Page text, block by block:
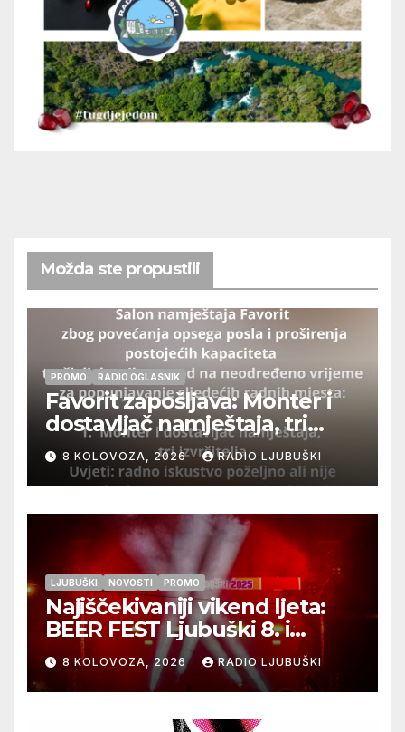
Možda ste propustili
PROMO RADIO OGLASNIK
Favorit zapošljava: Monter i
dostavljač namještaja, tri
izvršitelja
8 KOLOVOZA, 2026 RADIO LJUBUŠKI
LJUBUŠKI NOVOSTI PROMO
Najiščekivaniji vikend ljeta:
BEER FEST Ljubuški 8. i
9.kolovoza
8 KOLOVOZA, 2026 RADIO LJUBUŠKI